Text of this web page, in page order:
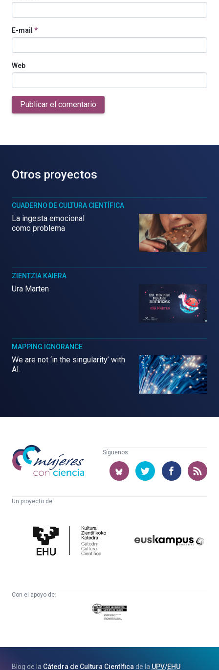
E-mail *
Web
Publicar el comentario
Otros proyectos
CUADERNO DE CULTURA CIENTÍFICA
La ingesta emocional
como problema
ZIENTZIA KAIERA
Ura Marten
MAPPING IGNORANCE
We are not ‘in the singularity’ with
AI.
Mujeres
con
ciencia
Síguenos:
Un proyecto de:
Cultura
Científica
Con el apoyo de:
Eusko
Jaurlaritza
eta
Blog de la Cátedra de Cultura Científica de la UPV/EHU